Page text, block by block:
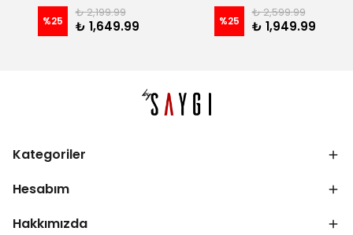
%25
₺ 2,199.99
₺ 1,649.99 %25
₺ 2,599.99
₺ 1,949.99
Kategoriler
Hesabım
Hakkımızda